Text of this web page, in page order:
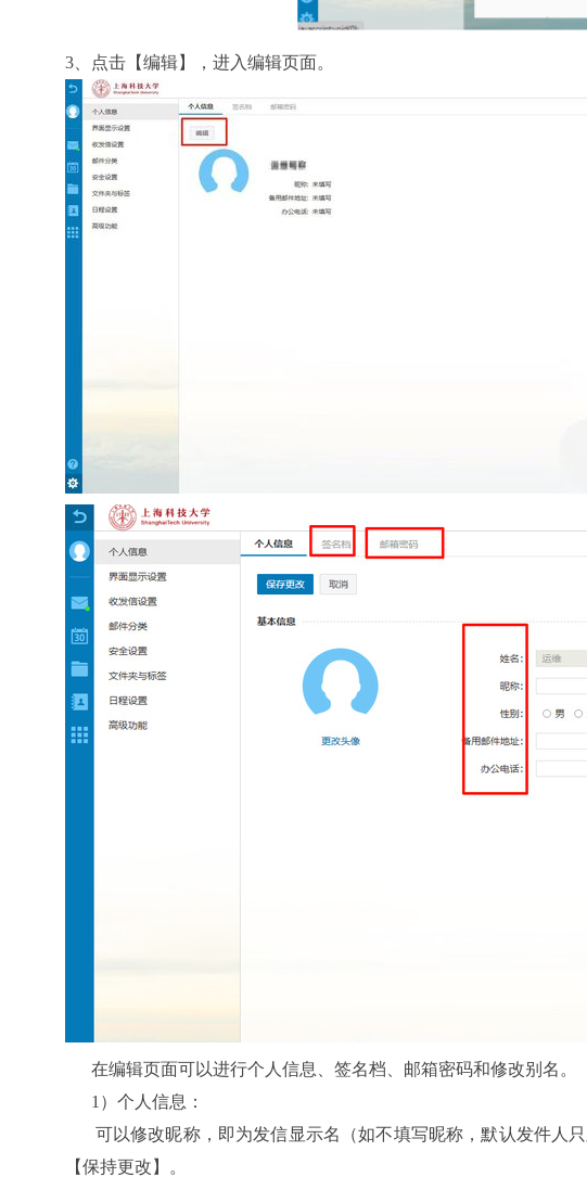
3、点击【编辑】，进入编辑页面。
在编辑页面可以进行个人信息、签名档、邮箱密码和修改别名。
1）个人信息：
可以修改昵称，即为发信显示名（如不填写昵称，默认发件人
【保持更改】。